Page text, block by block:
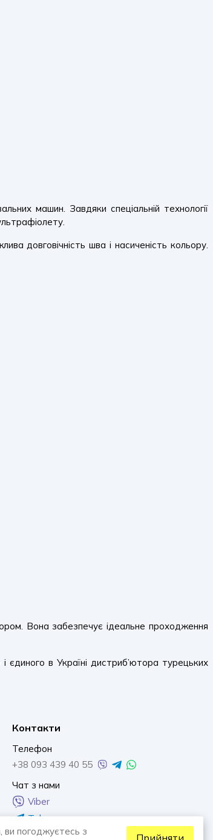
машин. Завдяки спеціальній технології
довговічність шва і насиченість кольору.
Вона забезпечує ідеальне проходження
єдиного в Україні дистриб’ютора турецьких
Контакти
Телефон
+38 093 439 40 55
Чат з нами
Viber
Telegram
Whatsapp
ви погоджуєтесь з
Прийняти